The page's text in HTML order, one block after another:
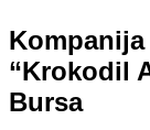
“Krokodil
Bursa